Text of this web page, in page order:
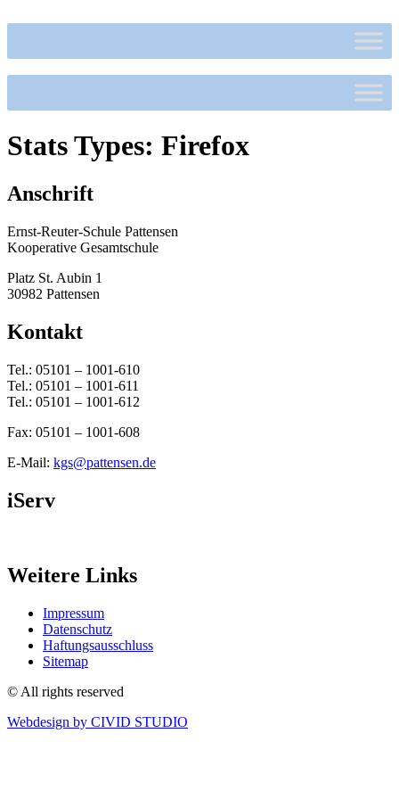
Stats Types: Firefox
Anschrift
Ernst-Reuter-Schule Pattensen
Kooperative Gesamtschule
Platz St. Aubin 1
30982 Pattensen
Kontakt
Tel.: 05101 – 1001-610
Tel.: 05101 – 1001-611
Tel.: 05101 – 1001-612
Fax: 05101 – 1001-608
E-Mail: kgs@pattensen.de
iServ
Weitere Links
Impressum
Datenschutz
Haftungsausschluss
Sitemap
© All rights reserved
Webdesign by CIVID STUDIO